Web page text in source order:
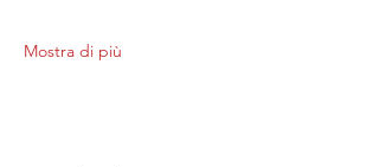
Mostra di più